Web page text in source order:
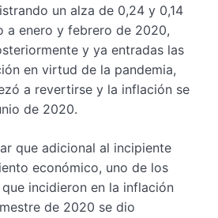
un alza de 0,24 y 0,14
a enero y febrero de 2020,
y ya entradas las
en virtud de la pandemia,
a revertirse y la inflación se
de 2020.
que adicional al incipiente
económico, uno de los
incidieron en la inflación
de 2020 se dio